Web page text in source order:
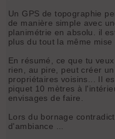
Un GPS de topographie
de manière simple avec
planimétrie en absolu. il
plus du tout la même mise
En résumé, ce que tu
rien, au pire, peut créer
propriétaires voisins... Il
piquet 10 mètres à
envisages de faire.
Lors du bornage
d'ambiance ...